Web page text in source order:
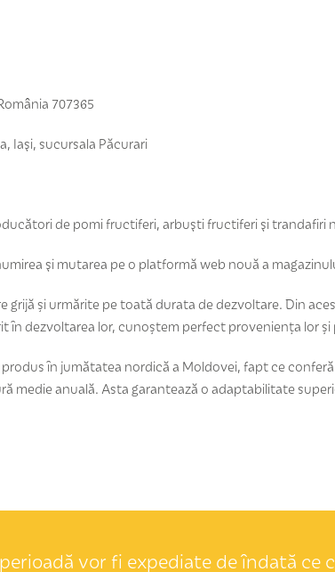
707365
Iaşi, sucursala Păcurari
de pomi fructiferi, arbuşti fructiferi şi
şi mutarea pe o platformă web nouă a
și urmărite pe toată durata de dezvoltare. Din
în dezvoltarea lor, cunoștem perfect proveniența lor
în jumătatea nordică a Moldovei, fapt ce
medie anuală. Asta garantează o adaptabilitate
vor fi expediate de îndată